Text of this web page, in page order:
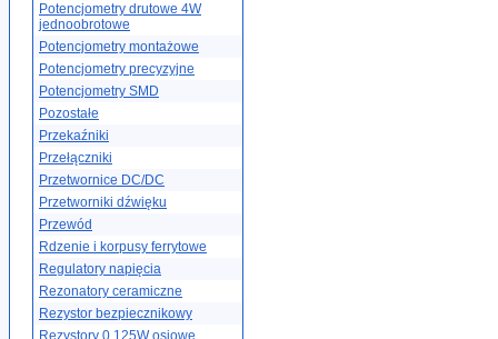
Potencjometry drutowe 4W
jednoobrotowe
Potencjometry montażowe
Potencjometry precyzyjne
Potencjometry SMD
Pozostałe
Przekaźniki
Przełączniki
Przetwornice DC/DC
Przetworniki dźwięku
Przewód
Rdzenie i korpusy ferrytowe
Regulatory napięcia
Rezonatory ceramiczne
Rezystor bezpiecznikowy
Rezystory 0.125W osiowe